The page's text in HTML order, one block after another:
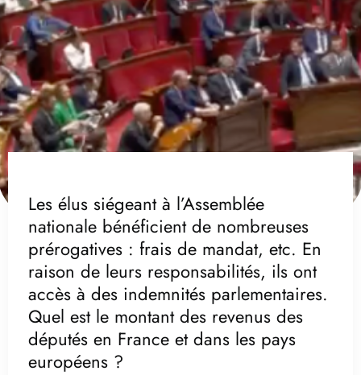
Les élus siégeant à l’Assemblée
nationale bénéficient de nombreuses
prérogatives : frais de mandat, etc. En
raison de leurs responsabilités, ils ont
accès à des indemnités parlementaires.
Quel est le montant des revenus des
députés en France et dans les pays
européens ?